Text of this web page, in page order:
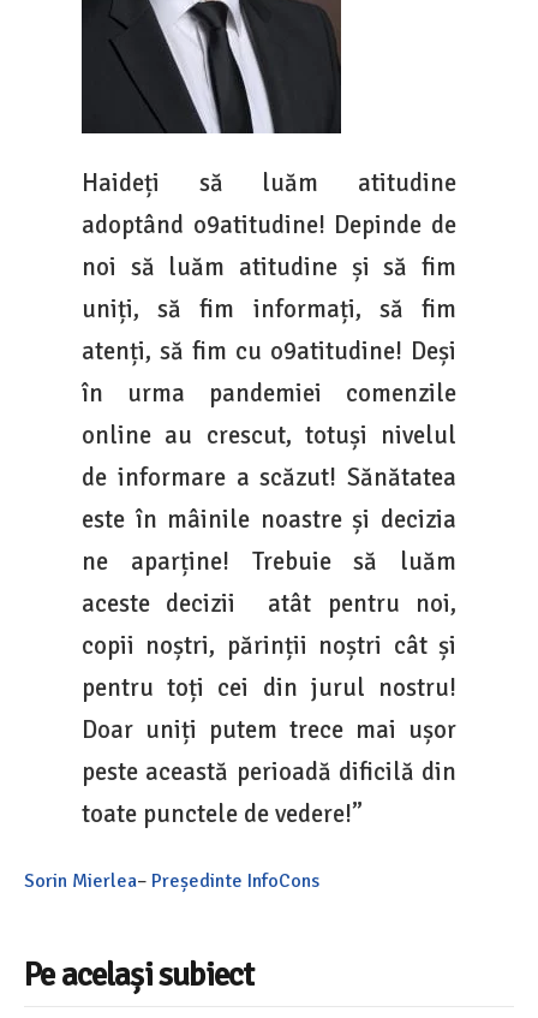
Haideți să luăm atitudine
adoptând o9atitudine! Depinde de
noi să luăm atitudine și să fim
uniți, să fim informați, să fim
atenți, să fim cu o9atitudine! Deși
în urma pandemiei comenzile
online au crescut, totuși nivelul
de informare a scăzut! Sănătatea
este în mâinile noastre și decizia
ne aparține! Trebuie să luăm
aceste decizii atât pentru noi,
copii noștri, părinții noștri cât și
pentru toți cei din jurul nostru!
Doar uniți putem trece mai ușor
peste această perioadă dificilă din
toate punctele de vedere!”
Sorin Mierlea– Președinte InfoCons
Pe același subiect